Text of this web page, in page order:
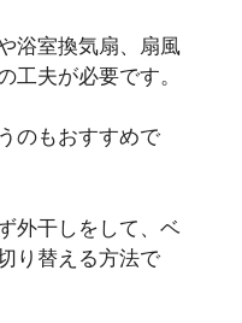
浴室換気扇、扇風
工夫が必要です。
のもおすすめで
外干しをして、ベ
り替える方法で